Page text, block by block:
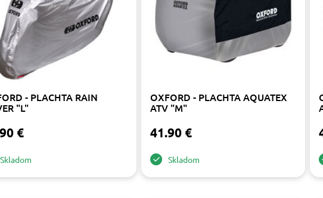
- PLACHTA RAIN
"L"
€
Skladom
OXFORD - PLACHTA AQUATEX
ATV "M"
41.90 €
Skladom